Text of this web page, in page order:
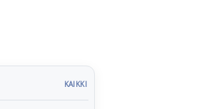
KAIKKI